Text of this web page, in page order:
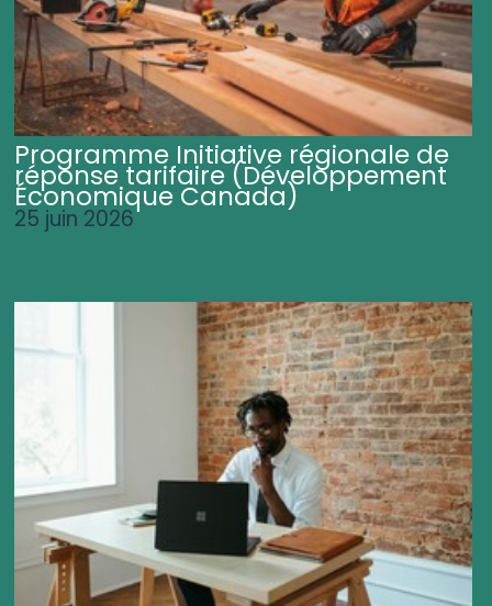
Programme Initiative régionale de
réponse tarifaire (Développement
Économique Canada)
25 juin 2026